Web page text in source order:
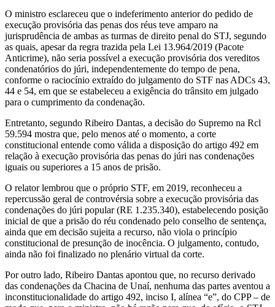
O ministro esclareceu que o indeferimento anterior do pedido de
execução provisória das penas dos réus teve amparo na
jurisprudência de ambas as turmas de direito penal do STJ, segundo
as quais, apesar da regra trazida pela Lei 13.964/2019 (Pacote
Anticrime), não seria possível a execução provisória dos vereditos
condenatórios do júri, independentemente do tempo de pena,
conforme o raciocínio extraído do julgamento do STF nas ADCs 43,
44 e 54, em que se estabeleceu a exigência do trânsito em julgado
para o cumprimento da condenação.
Entretanto, segundo Ribeiro Dantas, a decisão do Supremo na Rcl
59.594 mostra que, pelo menos até o momento, a corte
constitucional entende como válida a disposição do artigo 492 em
relação à execução provisória das penas do júri nas condenações
iguais ou superiores a 15 anos de prisão.
O relator lembrou que o próprio STF, em 2019, reconheceu a
repercussão geral de controvérsia sobre a execução provisória das
condenações do júri popular (RE 1.235.340), estabelecendo posição
inicial de que a prisão do réu condenado pelo conselho de sentença,
ainda que em decisão sujeita a recurso, não viola o princípio
constitucional de presunção de inocência. O julgamento, contudo,
ainda não foi finalizado no plenário virtual da corte.
Por outro lado, Ribeiro Dantas apontou que, no recurso derivado
das condenações da Chacina de Unaí, nenhuma das partes aventou a
inconstitucionalidade do artigo 492, inciso I, alínea “e”, do CPP – de